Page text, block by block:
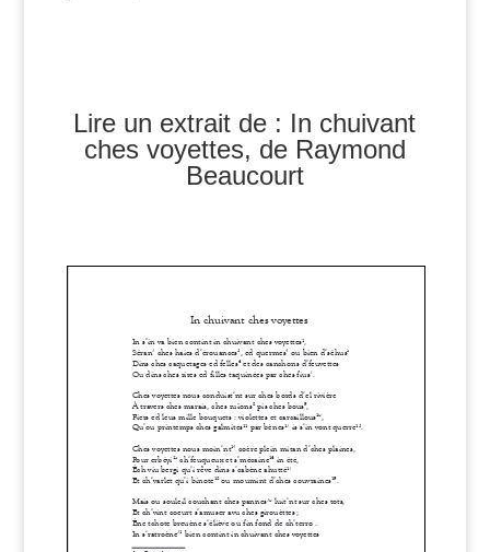
Lire un extrait de : In chuivant
ches voyettes, de Raymond
Beaucourt